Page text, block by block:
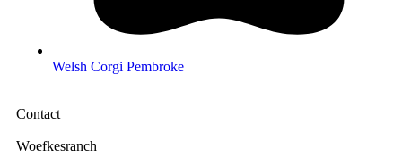
Welsh Corgi Pembroke
Contact
Woefkesranch